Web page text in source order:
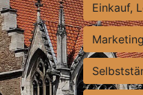
Einkauf,